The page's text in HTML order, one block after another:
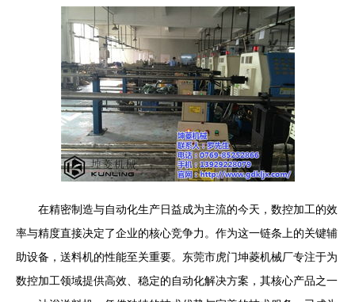
在精密制造与自动化生产日益成为主流的今天，数控加工的效
率与精度直接决定了企业的核心竞争力。作为这一链条上的关键辅
助设备，送料机的性能至关重要。东莞市虎门坤菱机械厂专注于为
数控加工领域提供高效、稳定的自动化解决方案，其核心产品之一